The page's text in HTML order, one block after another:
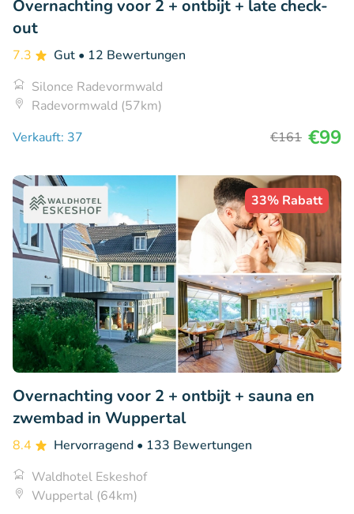
Overnachting voor 2 + ontbijt + late check-
out
7.3 Gut • 12 Bewertungen
Silonce Radevormwald
Radevormwald (57km)
Verkauft: 37
€161 €99
33% Rabatt
Overnachting voor 2 + ontbijt + sauna en
zwembad in Wuppertal
8.4 Hervorragend • 133 Bewertungen
Waldhotel Eskeshof
Wuppertal (64km)